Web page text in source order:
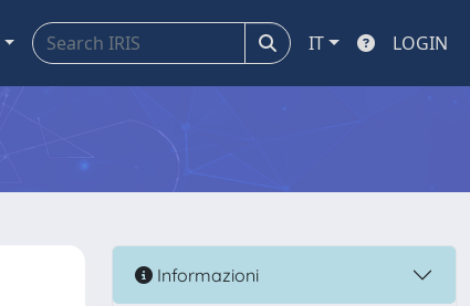
IT LOGIN
Informazioni